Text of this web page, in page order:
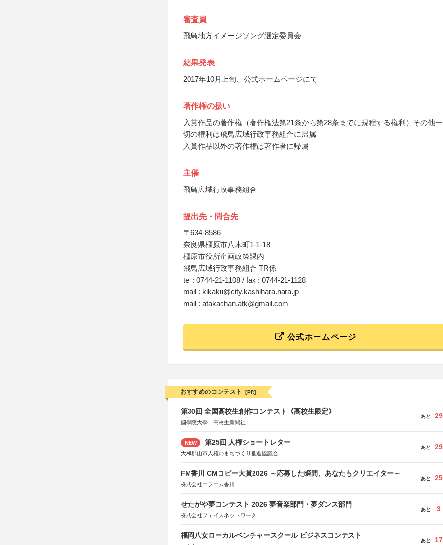
審査員
飛鳥地方イメージソング選定委員会
結果発表
2017年10月上旬、公式ホームページにて
著作権の扱い
入賞作品の著作権（著作権法第21条から第28条までに規程する権利）その他一
切の権利は飛鳥広域行政事務組合に帰属
入賞作品以外の著作権は著作者に帰属
主催
飛鳥広域行政事務組合
提出先・問合先
〒634-8586
奈良県橿原市八木町1-1-18
橿原市役所企画政策課内
飛鳥広域行政事務組合 TR係
tel : 0744-21-1108 / fax : 0744-21-1128
mail : kikaku@city.kashihara.nara.jp
mail : atakachan.atk@gmail.com
公式ホームページ
おすすめのコンテスト [PR]
第30回 全国高校生創作コンテスト《高校生限定》
國學院大學、高校生新聞社
あと 29
NEW 第25回 人権ショートレター
大和郡山市人権のまちづくり推進協議会
あと 29
FM香川 CMコピー大賞2026 ～応募した瞬間、あなたもクリエイター～
株式会社エフエム香川
あと 25
せたがや夢コンテスト 2026 夢音楽部門・夢ダンス部門
株式会社フェイスネットワーク
あと 3
福岡八女ローカルベンチャースクール ビジネスコンテスト
あと 17